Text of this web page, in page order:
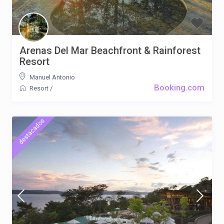
Booking.com
Arenas Del Mar Beachfront & Rainforest
Resort
Manuel Antonio
Resort /
destacados